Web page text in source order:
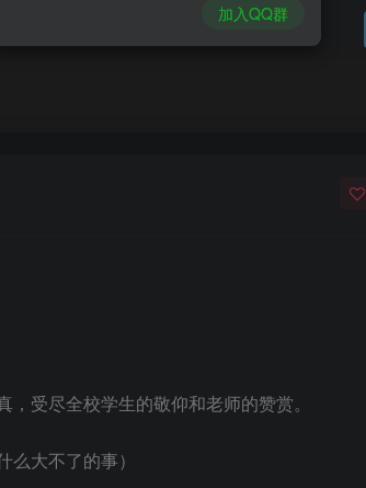
受尽全校学生的敬仰和老师的赞赏。
大不了的事）
加入QQ群